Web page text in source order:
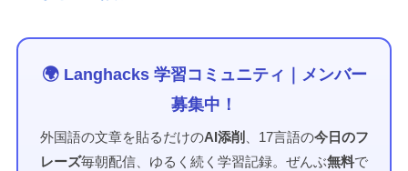
🌍 Langhacks 学習コミュニティ｜メンバー
募集中！
外国語の文章を貼るだけのAI添削 、17言語の今日のフ
レーズ毎朝配信、ゆるく続く学習記録。ぜんぶ無料で